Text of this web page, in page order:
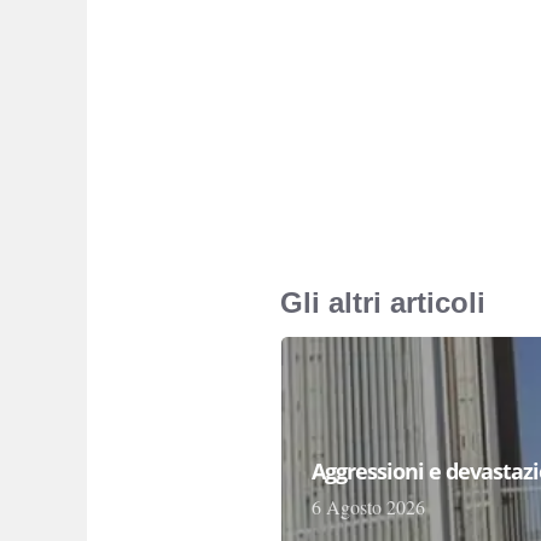
Gli altri articoli
Aggressioni e
6 Agosto 2026